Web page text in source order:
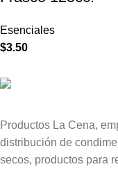
Esenciales
$3.50
Productos La Cena,
distribución de
secos, productos para